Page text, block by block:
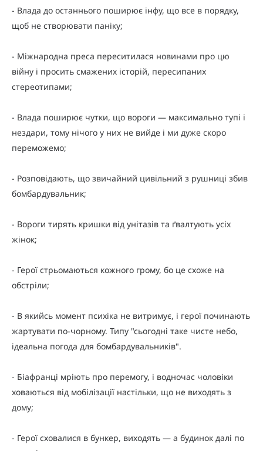
- Влада до останнього поширює інфу, що все в порядку,
щоб не створювати паніку;
- Міжнародна преса переситилася новинами про цю
війну і просить смажених історій, пересипаних
стереотипами;
- Влада поширює чутки, що вороги — максимально тупі і
нездари, тому нічого у них не вийде і ми дуже скоро
переможемо;
- Розповідають, що звичайний цивільний з рушниці збив
бомбардувальник;
- Вороги тирять кришки від унітазів та ґвалтують усіх
жінок;
- Герої стрьомаються кожного грому, бо це схоже на
обстріли;
- В якийсь момент психіка не витримує, і герої починають
жартувати по-чорному. Типу "сьогодні таке чисте небо,
ідеальна погода для бомбардувальників".
- Біафранці мріють про перемогу, і водночас чоловіки
ховаються від мобілізації настільки, що не виходять з
дому;
- Герої сховалися в бункер, виходять — а будинок далі по